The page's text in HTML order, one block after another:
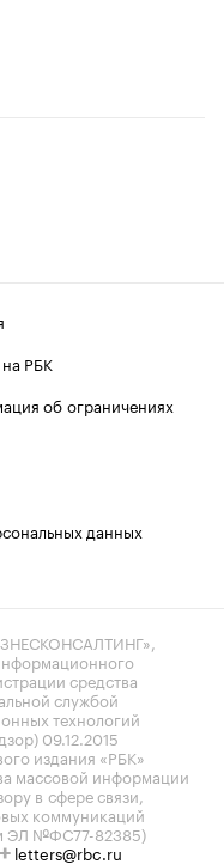
РБК
об ограничениях
данных
средства
службой
технологий
09.12.2015
издания «РБК»
массовой информации
в сфере связи,
коммуникаций
ЭЛ №ФС77-82385)
letters@rbc.ru